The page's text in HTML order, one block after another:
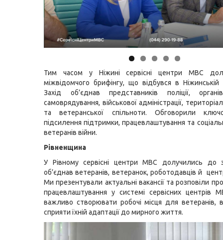
Тим часом у Ніжині сервісні центри МВС
міжвідомчого брифінгу, що відбувся в Ніжинській
Захід об’єднав представників поліції,
самоврядування, військової адміністрації,
та ветеранської спільноти. Обговорили
підсилення підтримки, працевлаштування та
ветеранів війни.
Рівненщина
У Рівному сервісні центри МВС долучились до
об’єднав ветеранів, ветеранок, роботодавців й
Ми презентували актуальні вакансії та розповіли
працевлаштування у системі сервісних центрів
важливо створювати робочі місця для ветеранів,
сприяти їхній адаптації до мирного життя.